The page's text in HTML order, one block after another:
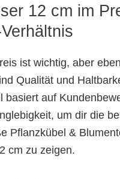
12 cm im
ist wichtig, aber
Qualität und
basiert auf
um dir die
Pflanzkübel &
cm zu zeigen.